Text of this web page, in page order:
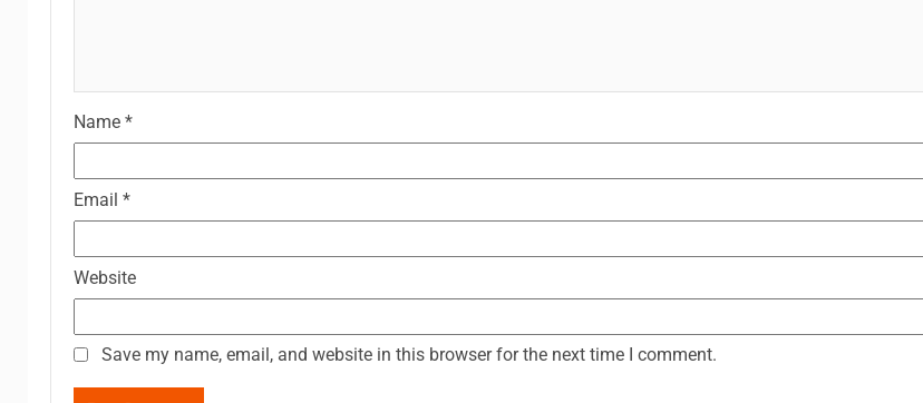
Name *
Email *
Website
Save my name, email, and website in this browser for the next time I comment.